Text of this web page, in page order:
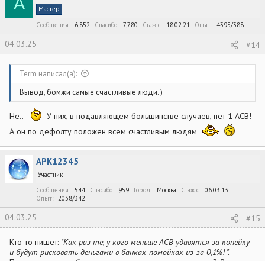
Мастер
Сообщения
6,852 Спасибо 7,780 Стаж c 18.02.21 Опыт 4395/388
04.03.25 #14
Term написал(а):
Вывод, бомжи самые счастливые люди. )
Не..
У них, в подавляющем большинстве случаев, нет 1 АСВ!
А он по дефолту положен всем счастливым людям
APK12345
Участник
Сообщения
544 Спасибо 959 Город Москва Стаж c
06.03.13
Опыт
2038/342
04.03.25 #15
Кто-то пишет: "Как раз те, у кого меньше АСВ удавятся за копейку
и будут рисковать деньгами в банках-помойках из-за 0,1%! ".